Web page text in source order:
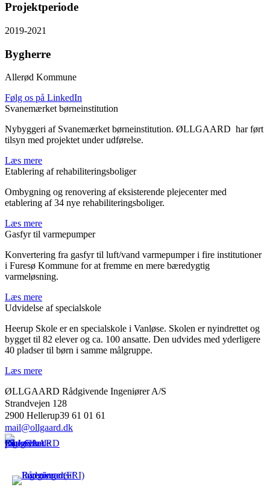
Projektperiode
2019-2021
Bygherre
Allerød Kommune
Følg os på LinkedIn
Svanemærket børneinstitution
Nybyggeri af Svanemærket børneinstitution. ØLLGAARD har ført
tilsyn med projektet under udførelse.
Læs mere
Etablering af rehabiliteringsboliger
Ombygning og renovering af eksisterende plejecenter med
etablering af 34 nye rehabiliteringsboliger.
Læs mere
Gasfyr til varmepumper
Konvertering fra gasfyr til luft/vand varmepumper i fire institutioner
i Furesø Kommune for at fremme en mere bæredygtig
varmeløsning.
Læs mere
Udvidelse af specialskole
Heerup Skole er en specialskole i Vanløse. Skolen er nyindrettet og
bygget til 82 elever og ca. 100 ansatte. Den udvides med yderligere
40 pladser til børn i samme målgruppe.
Læs mere
ØLLGAARD Rådgivende Ingeniører A/S
Strandvejen 128
2900 Hellerup39 61 01 61
mail@ollgaard.dk